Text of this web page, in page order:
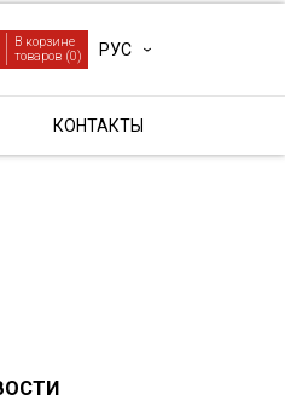
В корзине
товаров (0) РУС
КОНТАКТЫ